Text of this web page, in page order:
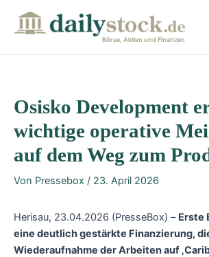
Börse, Aktien und Finanzen
Osisko Development
wichtige operative
auf dem Weg zum
Von Pressebox / 23. April 2026
Herisau, 23.04.2026 (PresseBox) – Erste
eine deutlich gestärkte Finanzierung,
Wiederaufnahme der Arbeiten auf